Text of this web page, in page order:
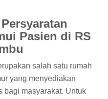
Pasien di RS
salah satu rumah
yang menyediakan
bagi masyarakat. Untuk